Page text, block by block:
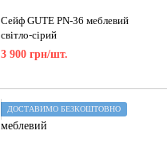
Сейф GUTE PN-36 меблевий
світло-сірий
3 900 грн/шт.
ДОСТАВИМО БЕЗКОШТОВНО